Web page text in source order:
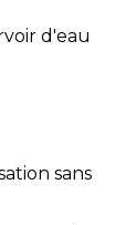
d'eau
sans